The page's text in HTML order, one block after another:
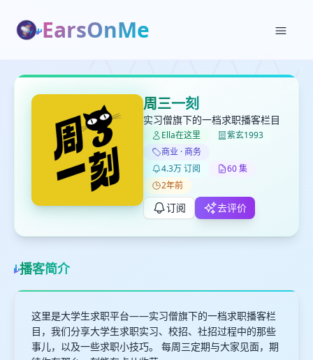
EarsOnMe
周三一刻
实习僧旗下的一档求职播客栏目
Ella在这里
紫玄1993
商业 · 商务
4.3万 订阅
60 集
2年前
订阅 去评价
播客简介
这里是大学生求职平台——实习僧旗下的一档求职播客栏
目，我们分享大学生求职实习、校招、社招过程中的那些
事儿，以及一些求职小技巧。 每周三定期与大家见面，期
✕
打分
键盘下留人
✕
删除确认 ✕
加入播单